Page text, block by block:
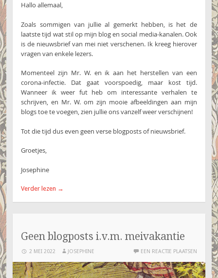
Hallo allemaal,
Zoals sommigen van jullie al gemerkt hebben, is het de
laatste tijd wat stil op mijn blog en social media-kanalen. Ook
is de nieuwsbrief van mei niet verschenen. Ik kreeg hierover
vragen van enkele lezers.
Momenteel zijn Mr. W. en ik aan het herstellen van een
corona-infectie. Dat gaat voorspoedig, maar kost tijd.
Wanneer ik weer fut heb om interessante verhalen te
schrijven, en Mr. W. om zijn mooie afbeeldingen aan mijn
blogs toe te voegen, zien jullie ons vanzelf weer verschijnen!
Tot die tijd dus even geen verse blogposts of nieuwsbrief.
Groetjes,
Josephine
Verder lezen →
Geen blogposts i.v.m. meivakantie
2 MEI 2022 JOSEPHINE EEN REACTIE PLAATSEN